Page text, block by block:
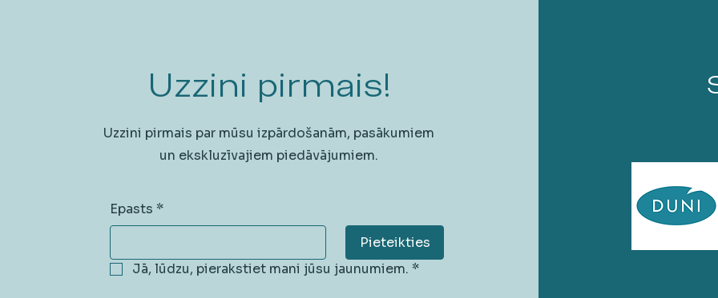
Uzzini pirmais!
Uzzini pirmais par mūsu izpārdošanām, pasākumiem
un ekskluzīvajiem piedāvājumiem.
Epasts *
Pieteikties
Jā, lūdzu, pierakstiet mani jūsu jaunumiem. *